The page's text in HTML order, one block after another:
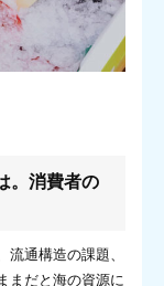
。消費者の
流通構造の課題、
まだと海の資源に